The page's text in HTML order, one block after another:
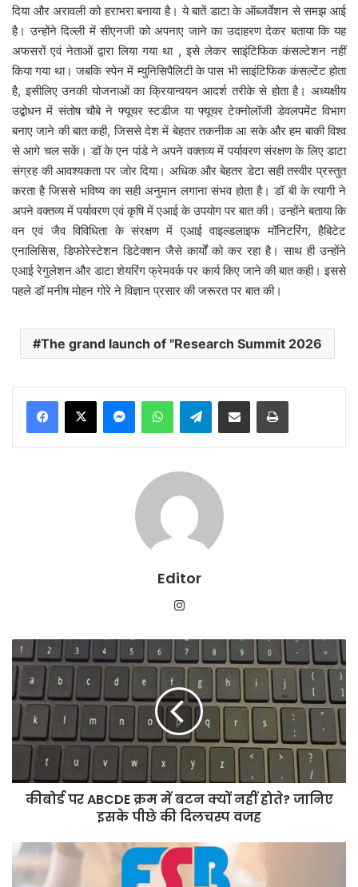
दिया और अरावली को हराभरा बनाया है। ये बातें डाटा के ऑब्जर्वेशन से समझ आई
है। उन्होंने दिल्ली में सीएनजी को अपनाए जाने का उदाहरण देकर बताया कि यह
अफसरों एवं नेताओं द्वारा लिया गया था , इसे लेकर साइंटिफिक कंसल्टेशन नहीं
किया गया था। जबकि स्पेन में म्युनिसिपैलिटी के पास भी साइंटिफिक कंसल्टेंट होता
है, इसीलिए उनकी योजनाओं का क्रियान्वयन आदर्श तरीके से होता है। अध्यक्षीय
उद्बोधन में संतोष चौबे ने फ्यूचर स्टडीज या फ्यूचर टेक्नोलॉजी डेवलपमेंट विभाग
बनाए जाने की बात कही, जिससे देश में बेहतर तकनीक आ सके और हम बाकी विश्व
से आगे चल सकें। डॉ के एन पांडे ने अपने वक्तव्य में पर्यावरण संरक्षण के लिए डाटा
संग्रह की आवश्यकता पर जोर दिया। अधिक और बेहतर डेटा सही तस्वीर प्रस्तुत
करता है जिससे भविष्य का सही अनुमान लगाना संभव होता है। डॉ बी के त्यागी ने
अपने वक्तव्य में पर्यावरण एवं कृषि में एआई के उपयोग पर बात की। उन्होंने बताया कि
वन एवं जैव विविधिता के संरक्षण में एआई वाइल्डलाइफ मॉनिटरिंग, हैबिटेट
एनालिसिस, डिफोरेस्टेशन डिटेक्शन जैसे कार्यों को कर रहा है। साथ ही उन्होंने
एआई रेगुलेशन और डाटा शेयरिंग फ्रेमवर्क पर कार्य किए जाने की बात कही। इससे
पहले डॉ मनीष मोहन गोरे ने विज्ञान प्रसार की जरूरत पर बात की।
The grand launch of "Research Summit 2026
MessengerWhatsAppTelegramShare via Email Print
Editor
कीबोर्ड
पर
ABCDE
क्रम
क्यों
होते?
जानिए
की
दिलचस्प
वजह
कीबोर्ड पर ABCDE क्रम में बटन क्यों नहीं होते? जानिए
इसके पीछे की दिलचस्प वजह
PSTST-
2025:
RCI